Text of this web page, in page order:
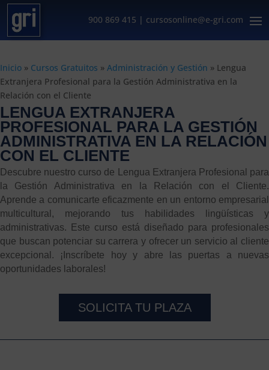
900 869 415 | cursosonline@e-gri.com
Inicio » Cursos Gratuitos » Administración y Gestión » Lengua
Extranjera Profesional para la Gestión Administrativa en la
Relación con el Cliente
LENGUA EXTRANJERA
PROFESIONAL PARA LA GESTIÓN
ADMINISTRATIVA EN LA RELACIÓN
CON EL CLIENTE
Descubre nuestro curso de Lengua Extranjera Profesional para
la Gestión Administrativa en la Relación con el Cliente.
Aprende a comunicarte eficazmente en un entorno empresarial
multicultural, mejorando tus habilidades lingüísticas y
administrativas. Este curso está diseñado para profesionales
que buscan potenciar su carrera y ofrecer un servicio al cliente
excepcional. ¡Inscríbete hoy y abre las puertas a nuevas
oportunidades laborales!
SOLICITA TU PLAZA